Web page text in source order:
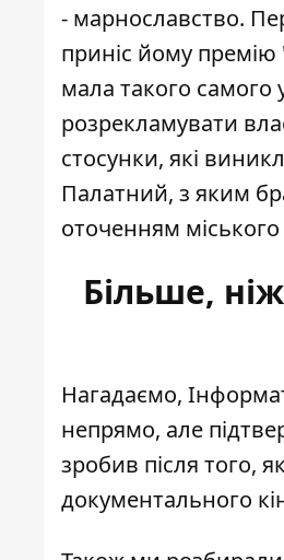
- марнославство.
приніс йому премію
мала такого самого
розрекламувати
стосунки, які
Палатний, з яким
оточенням
Більше,
Нагадаємо,
непрямо, але
зробив після того,
документального